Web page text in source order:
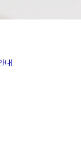
내